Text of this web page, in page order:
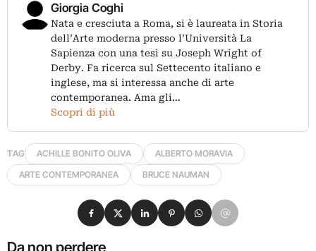
Giorgia Coghi
Nata e cresciuta a Roma, si è laureata in Storia
dell’Arte moderna presso l’Università La
Sapienza con una tesi su Joseph Wright of
Derby. Fa ricerca sul Settecento italiano e
inglese, ma si interessa anche di arte
contemporanea. Ama gli…
Scopri di più
TAG ACHILLE BONITO OLIVA
ALBERTO MORAVIA
ARTE CONTEMPORANEA
BRUCE NAUMAN
Da non perdere
Condividi su Facebook
Condividi su X
Condividi su LinkedIn
Condividi su Pinterest
Condividi su WhatsApp
Condividi su Email